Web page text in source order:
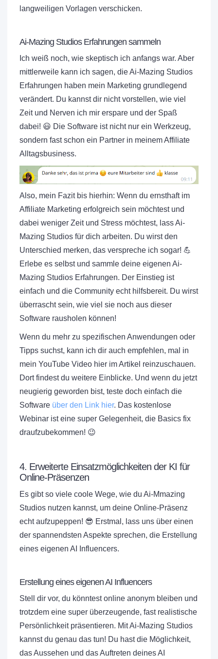
langweiligen Vorlagen verschicken.
Ai-Mazing Studios Erfahrungen sammeln
Ich weiß noch, wie skeptisch ich anfangs war. Aber
mittlerweile kann ich sagen, die Ai-Mazing Studios
Erfahrungen haben mein Marketing grundlegend
verändert. Du kannst dir nicht vorstellen, wie viel
Zeit und Nerven ich mir erspare und der Spaß
dabei! 😃 Die Software ist nicht nur ein Werkzeug,
sondern fast schon ein Partner in meinem Affiliate
Alltagsbusiness.
Also, mein Fazit bis hierhin: Wenn du ernsthaft im
Affiliate Marketing erfolgreich sein möchtest und
dabei weniger Zeit und Stress möchtest, lass Ai-
Mazing Studios für dich arbeiten. Du wirst den
Unterschied merken, das verspreche ich sogar! 💪
Erlebe es selbst und sammle deine eigenen Ai-
Mazing Studios Erfahrungen. Der Einstieg ist
einfach und die Community echt hilfsbereit. Du wirst
überrascht sein, wie viel sie noch aus dieser
Software rausholen können!
Wenn du mehr zu spezifischen Anwendungen oder
Tipps suchst, kann ich dir auch empfehlen, mal in
mein YouTube Video hier im Artikel reinzuschauen.
Dort findest du weitere Einblicke. Und wenn du jetzt
neugierig geworden bist, teste doch einfach die
Software über den Link hier. Das kostenlose
Webinar ist eine super Gelegenheit, die Basics fix
draufzubekommen! 😉
4. Erweiterte Einsatzmöglichkeiten der KI für
Online-Präsenzen
Es gibt so viele coole Wege, wie du Ai-Mmazing
Studios nutzen kannst, um deine Online-Präsenz
echt aufzupeppen! 😎 Erstmal, lass uns über einen
der spannendsten Aspekte sprechen, die Erstellung
eines eigenen AI Influencers.
Erstellung eines eigenen AI Influencers
Stell dir vor, du könntest online anonym bleiben und
trotzdem eine super überzeugende, fast realistische
Persönlichkeit präsentieren. Mit Ai-Mazing Studios
kannst du genau das tun! Du hast die Möglichkeit,
das Aussehen und das Auftreten deines AI